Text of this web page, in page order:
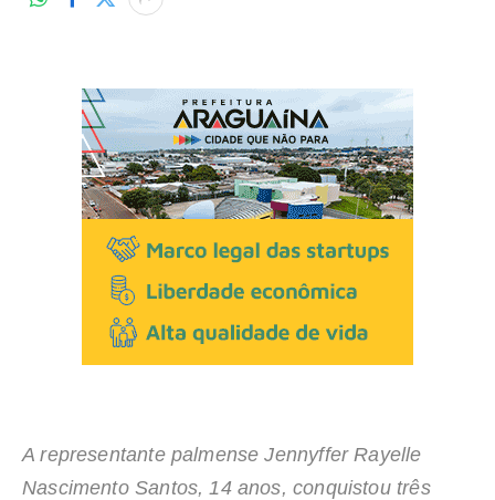
A representante palmense Jennyffer Rayelle
Nascimento Santos, 14 anos, conquistou três